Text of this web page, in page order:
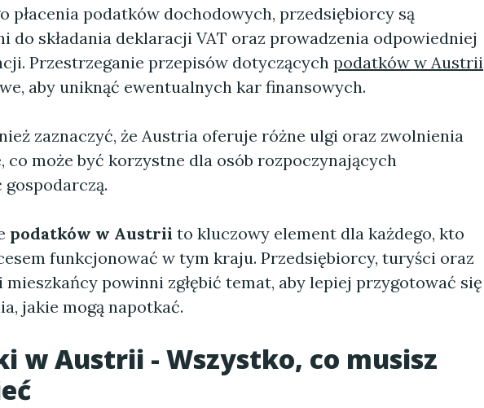
płacenia podatków dochodowych, przedsiębiorcy są
do składania deklaracji VAT oraz prowadzenia odpowiedniej
Przestrzeganie przepisów dotyczącychpodatków w Austrii
aby uniknąć ewentualnych kar finansowych.
zaznaczyć, że Austria oferuje różne ulgi oraz zwolnienia
co może być korzystne dla osób rozpoczynających
gospodarczą.
podatków w Austrii to kluczowy element dla każdego, kto
funkcjonować w tym kraju. Przedsiębiorcy, turyści oraz
powinni zgłębić temat, aby lepiej przygotować się
jakie mogą napotkać.
w Austrii - Wszystko, co musisz